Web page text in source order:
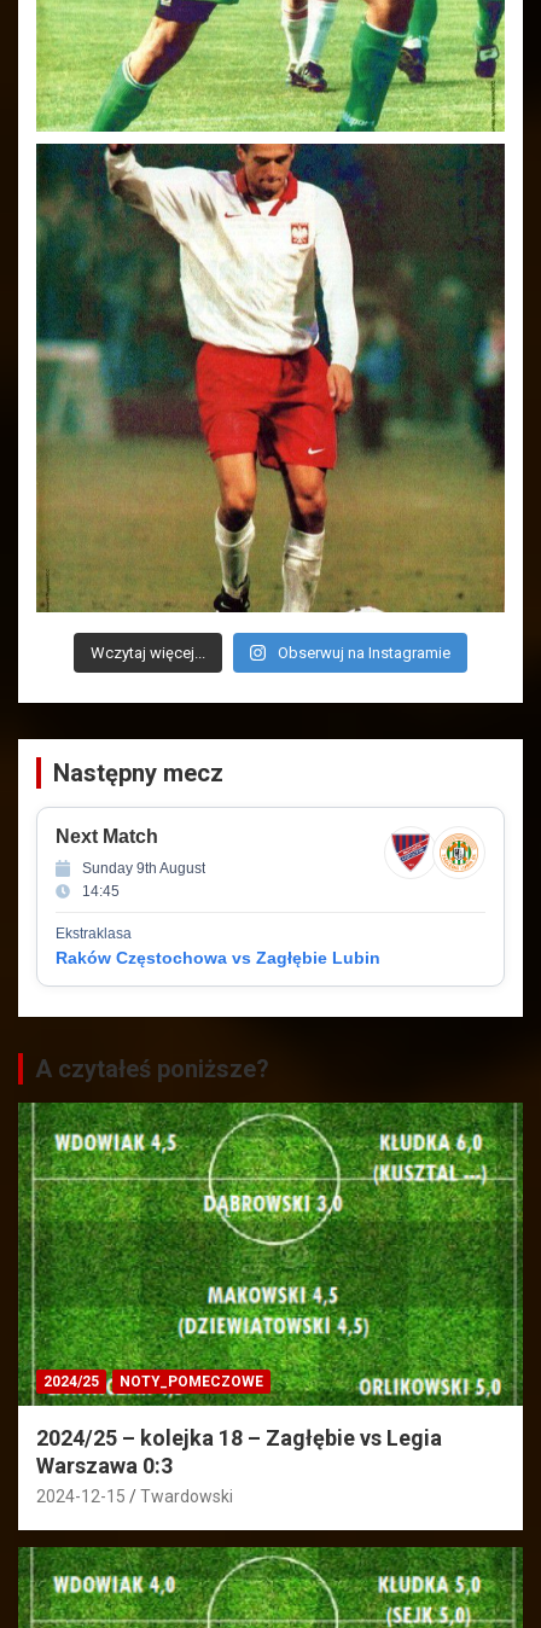
Wczytaj więcej... Obserwuj na Instagramie
Następny mecz
Next Match
Sunday 9th August
14:45
Ekstraklasa
Raków Częstochowa vs Zagłębie Lubin
A czytałeś poniższe?
2024/25 NOTY_POMECZOWE
2024/25 – kolejka 18 – Zagłębie vs Legia
Warszawa 0:3
2024-12-15 Twardowski